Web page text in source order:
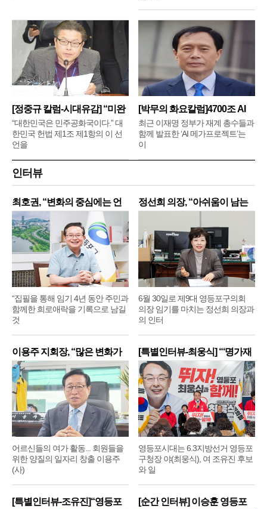
[정중규 칼럼-시대유감] “미완
“대한민국은 민주공화국이다.” 대
한민국 헌법 제1조 제1항의 이 선
언을
[박무의 화요칼럼]4700조 AI
메
최근 이재명 정부가 재계 총수들과
함께 발표한 ‘AI 메가프로젝트’는
이
인터뷰
최호권, “변화의 중심에는 언
제
“집필을 통해 임기 4년 동안 주민과
함께한 희로애락을 기록으로 남길
것
정선희 의장, “아쉬움이 남는
6월 30일로 제9대 영등포구의회
의장 임기를 마치는 정선희 의장과
의 인터
이용주 지회장, “많은 변화가
어르신들의 여가 활동... 회원들을
위한 양질의 일자리 창출 이용주
(사)
[특별인터뷰-최웅식] “‘명가재
영등포시대는 6.3지방선거 영등포
구청장 야(최웅식), 여 조유진 후보
와 일
[특별인터뷰-조유진]“영등포
[순간 인터뷰] 이승훈 영등포